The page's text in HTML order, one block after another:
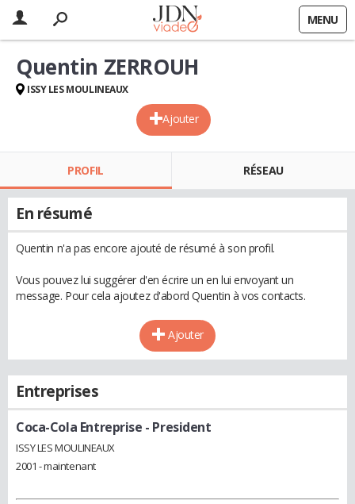
MENU
Ajouter
Quentin ZERROUH
ISSY LES MOULINEAUX
PROFIL RÉSEAU
En résumé
Quentin n'a pas encore ajouté de résumé à son profil.
Vous pouvez lui suggérer d'en écrire un en lui envoyant un
message. Pour cela ajoutez d'abord Quentin à vos contacts.
Ajouter
Entreprises
Coca-Cola Entreprise - President
ISSY LES MOULINEAUX
2001 - maintenant